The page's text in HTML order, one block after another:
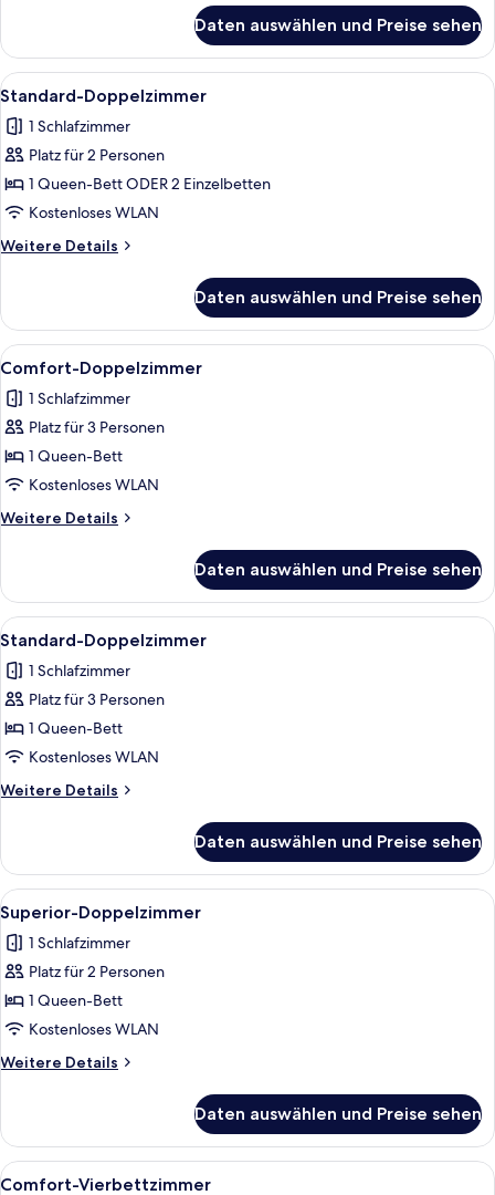
Einzelzimmer
Daten auswählen und Preise sehen
Alle
Fotos
für
Standard-
Doppelzimmer
anzeigen
Ein Schlafzimmer mit zwei Betten,
5
Standard-Doppelzimmer
1 Schlafzimmer
Platz für 2 Personen
1 Queen-Bett ODER 2 Einzelbetten
Kostenloses WLAN
Weitere Details
Weitere
Doppelzimmer
Daten auswählen und Preise sehen
Alle
Fotos
für
Comfort-
Doppelzimmer
anzeigen
Ein modernes Schlafzimmer mit
7
Comfort-Doppelzimmer
1 Schlafzimmer
Platz für 3 Personen
1 Queen-Bett
Kostenloses WLAN
Weitere Details
Weitere
Doppelzimmer
Daten auswählen und Preise sehen
Alle
Fotos
für
Standard-
Doppelzimmer
anzeigen
Ein Zimmer mit Schreibtisch, Stuhl,
6
Standard-Doppelzimmer
1 Schlafzimmer
Platz für 3 Personen
1 Queen-Bett
Kostenloses WLAN
Weitere Details
Weitere
Doppelzimmer
Daten auswählen und Preise sehen
Alle
Fotos
für
Superior-
Doppelzimmer
anzeigen
Ein modernes Schlafzimmer mit
7
Superior-Doppelzimmer
1 Schlafzimmer
Platz für 2 Personen
1 Queen-Bett
Kostenloses WLAN
Weitere Details
Weitere
Doppelzimmer
Daten auswählen und Preise sehen
Alle
Ein ordentlich bezogenes Bett
6
Comfort-Vierbettzimmer